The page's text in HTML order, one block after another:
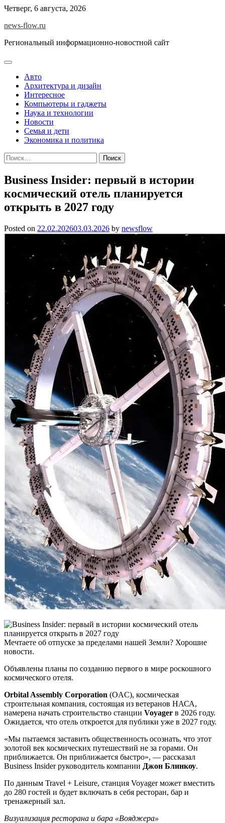
Skip
content
Четверг, 6 августа, 2026
news-flow.ru
Региональный информационно-новостной сайт
Авто
Архитектура и дизайн
Интересное
Компьютеры и гаджеты
Наука и технологии
Новости
Семья и дети
Экономика и политика
Найти:
Business Insider: первый в истории
космический отель планируется
открыть в 2027 году
Posted on 22.02.202603.03.2026 by newsflow
Мечтаете об отпуске за пределами нашей Земли? Хорошие
новости.
Объявлены планы по созданию первого в мире роскошного
космического отеля.
Orbital Assembly Corporation (OAC), космическая
строительная компания, состоящая из ветеранов НАСА,
намерена начать строительство станции Voyager в 2026 году.
Ожидается, что отель откроется для публики уже в 2027 году.
«Мы пытаемся заставить общественность осознать, что этот
золотой век космических путешествий не за горами. Он
приближается. Он приближается быстро», — рассказал
Business Insider руководитель компании Джон Блинкоу.
По данным Travel + Leisure, станция Voyager может вместить
до 280 гостей и будет включать в себя ресторан, бар и
тренажерный зал.
Визуализация ресторана и бара «Вояджера»